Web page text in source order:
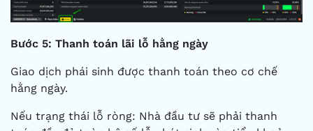
Bước 5: Thanh toán lãi lỗ hằng ngày
Giao dịch phái sinh được thanh toán theo cơ chế
hằng ngày.
Nếu trạng thái lỗ ròng: Nhà đầu tư sẽ phải thanh